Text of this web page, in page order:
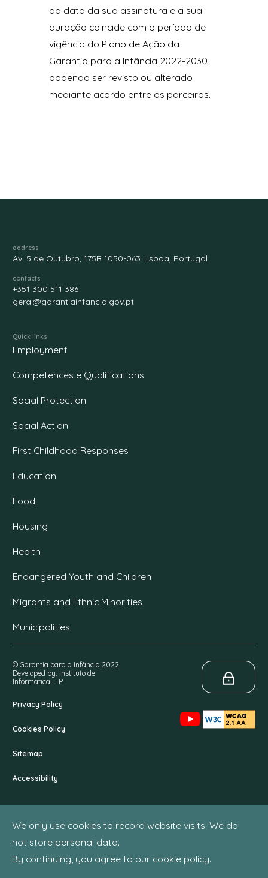
We only use cookies to record website visits. We do
not store personal data.
By continuing, you agree to our cookie policy.
da data da sua assinatura e a sua
duração coincide com o período de
vigência do Plano de Ação da
Garantia para a Infância 2022-2030,
podendo ser revisto ou alterado
mediante acordo entre os parceiros.
address
Av. 5 de Outubro, 175B 1050-063 Lisboa, Portugal
contacts
+351 300 511 386
geral@garantiainfancia.gov.pt
Quick links
Employment
Competences e Qualifications
Social Protection
Social Action
First Childhood Responses
Education
Food
Housing
Health
Endangered Youth and Children
Migrants and Ethnic Minorities
Municipalities
© Garantia para a Infância 2022
Developed by: Instituto de
Informática, I. P.
Privacy Policy
Cookies Policy
Sitemap
Accessibility